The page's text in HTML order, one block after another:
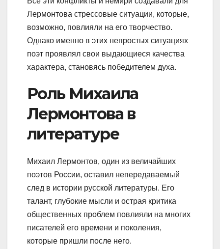
Лермонтова стрессовые ситуации, которые,
возможно, повлияли на его творчество.
Однако именно в этих непростых ситуациях
поэт проявлял свои выдающиеся качества
характера, становясь победителем духа.
Роль Михаила
Лермонтова в
литературе
Михаил Лермонтов, один из величайших
поэтов России, оставил непередаваемый
след в истории русской литературы. Его
талант, глубокие мысли и острая критика
общественных проблем повлияли на многих
писателей его времени и поколения,
которые пришли после него.